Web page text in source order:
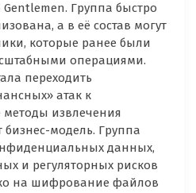
Группа быстро
а в её состав могут
которые ранее были
операциями.
переходить
атак к
извлечения
модель. Группа
данных,
и регуляторных рисков
на шифрование файлов